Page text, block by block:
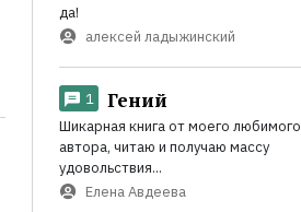
да!
алексей ладыжинский
1 Гений
Шикарная книга от моего любимого
автора, читаю и получаю массу
удовольствия...
Елена Авдеева